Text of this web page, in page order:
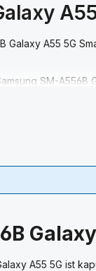
Galaxy A55 5G
SM-
A55 5G ist